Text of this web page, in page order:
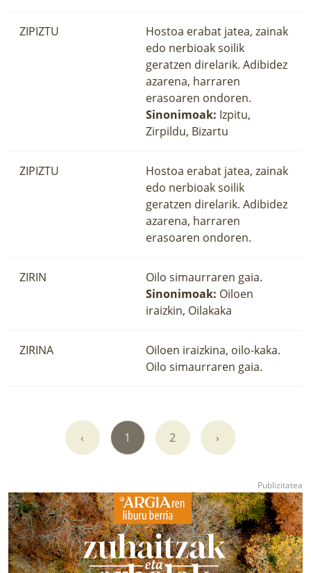
ZIPIZTU
Hostoa erabat jatea, zainak
edo nerbioak soilik
geratzen direlarik. Adibidez
azarena, harraren
erasoaren ondoren.
Sinonimoak: Izpitu,
Zirpildu, Bizartu
ZIPIZTU
Hostoa erabat jatea, zainak
edo nerbioak soilik
geratzen direlarik. Adibidez
azarena, harraren
erasoaren ondoren.
ZIRIN
Oilo simaurraren gaia.
Sinonimoak: Oiloen
iraizkin, Oilakaka
ZIRINA
Oiloen iraizkina, oilo-kaka.
Oilo simaurraren gaia.
‹ 1 2 ›